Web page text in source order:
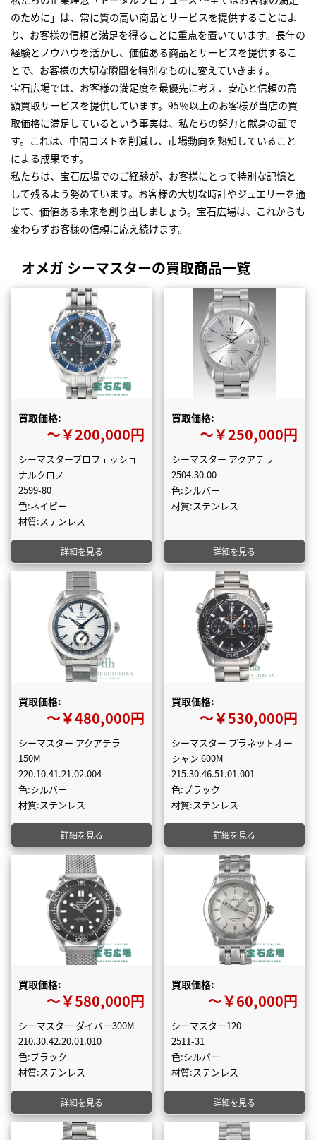
のために」は、常に質の高い商品とサービスを提供することによ
り、お客様の信頼と満足を得ることに重点を置いています。長年の
経験とノウハウを活かし、価値ある商品とサービスを提供するこ
とで、お客様の大切な瞬間を特別なものに変えていきます。
宝石広場では、お客様の満足度を最優先に考え、安心と信頼の高
額買取サービスを提供しています。95％以上のお客様が当店の買
取価格に満足しているという事実は、私たちの努力と献身の証で
す。これは、中間コストを削減し、市場動向を熟知していること
による成果です。
私たちは、宝石広場でのご経験が、お客様にとって特別な記憶と
して残るよう努めています。お客様の大切な時計やジュエリーを通
じて、価値ある未来を創り出しましょう。宝石広場は、これからも
変わらずお客様の信頼に応え続けます。
オメガ シーマスターの買取商品一覧
買取価格:
〜￥200,000円
シーマスタープロフェッショ
ナルクロノ
2599-80
色:ネイビー
材質:ステンレス
詳細を見る
買取価格:
〜￥250,000円
シーマスター アクアテラ
2504.30.00
色:シルバー
材質:ステンレス
詳細を見る
買取価格:
〜￥480,000円
シーマスター アクアテラ
150M
220.10.41.21.02.004
色:シルバー
材質:ステンレス
詳細を見る
買取価格:
〜￥530,000円
シーマスター プラネットオー
シャン 600M
215.30.46.51.01.001
色:ブラック
材質:ステンレス
詳細を見る
買取価格:
〜￥580,000円
シーマスター ダイバー300M
210.30.42.20.01.010
色:ブラック
材質:ステンレス
詳細を見る
買取価格:
〜￥60,000円
シーマスター120
2511-31
色:シルバー
材質:ステンレス
詳細を見る